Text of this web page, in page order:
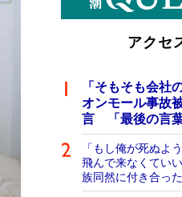
アクセ
「そもそも会
オンモール事故
言 「最後の言
「もし俺が死ぬよ
飛んで来なくてい
族同然に付き合っ